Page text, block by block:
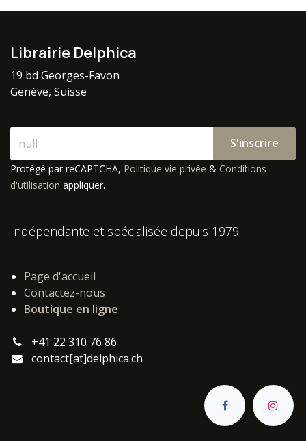
Librairie Delphica
19 bd Georges-Favon
Genève, Suisse
S'inscrire
Protégé par reCAPTCHA, Politique vie privée & Conditions
d'utilisation appliquer.
Indépendante et spécialisée depuis 1979.
Page d'accueil
Contactez-nous
Boutique en ligne
+41 22 310 76 86
contact[at]delphica.ch